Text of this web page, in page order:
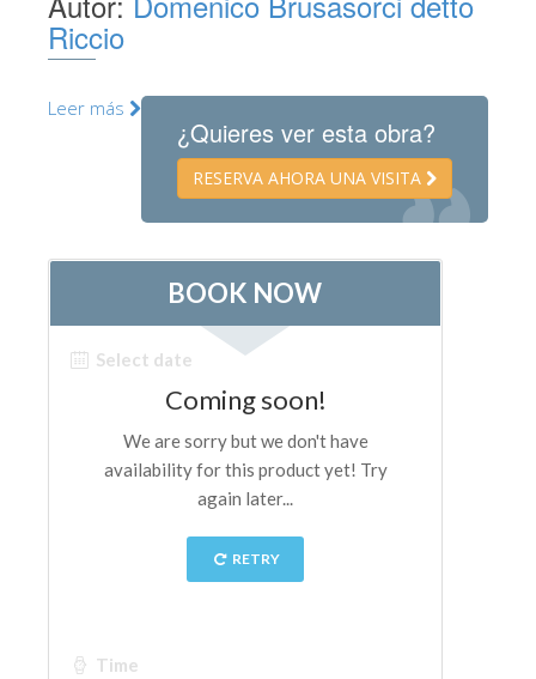
Las salas
Los Artistas
Otros Museos
Museo del Bargello
Galería de la Academia
Galería Palatina
Museo de San Marcos
Museo Arqueológico
El Taller de las Piedras Duras
Riccio
¿Quieres ver esta obra?
RESERVA AHORA UNA VISITA
Leer más